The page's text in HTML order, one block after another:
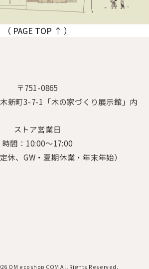
（ PAGE TOP ↑ ）
〒751-0865
新町3-7-1「木の家づくり展示館」内
ストア営業日
時間：10:00～17:00
休、GW・夏期休業・年末年始）
OM ecoshop COM All Rights Reserved.